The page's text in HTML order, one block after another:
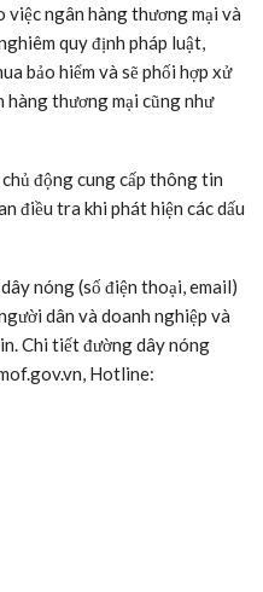
việc ngân hàng thương mại và
quy định pháp luật,
bảo hiểm và sẽ phối hợp xử
hàng thương mại cũng như
động cung cấp thông tin
điều tra khi phát hiện các dấu
nóng (số điện thoại, email)
dân và doanh nghiệp và
Chi tiết đường dây nóng
Hotline: